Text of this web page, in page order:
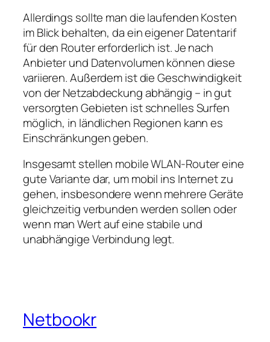
Allerdings sollte man die laufenden Kosten
im Blick behalten, da ein eigener Datentarif
für den Router erforderlich ist. Je nach
Anbieter und Datenvolumen können diese
variieren. Außerdem ist die Geschwindigkeit
von der Netzabdeckung abhängig – in gut
versorgten Gebieten ist schnelles Surfen
möglich, in ländlichen Regionen kann es
Einschränkungen geben.
Insgesamt stellen mobile WLAN‑Router eine
gute Variante dar, um mobil ins Internet zu
gehen, insbesondere wenn mehrere Geräte
gleichzeitig verbunden werden sollen oder
wenn man Wert auf eine stabile und
unabhängige Verbindung legt.
Netbookr